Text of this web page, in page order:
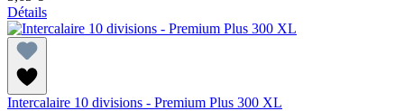
Détails
Intercalaire 10 divisions - Premium Plus 300 XL